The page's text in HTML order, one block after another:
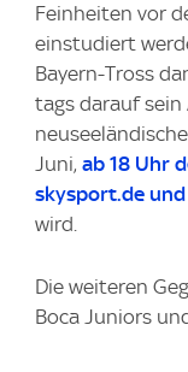
Feinheiten vor
einstudiert
Bayern-Tross
tags darauf
Juni, ab 18 Uhr
skysport.de
wird.
Die weiteren
Boca Juniors